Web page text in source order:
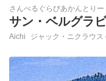
さんべるぐらびあかんとりー
サン・ベルグラ
Aichi ジャック・ニクラウス